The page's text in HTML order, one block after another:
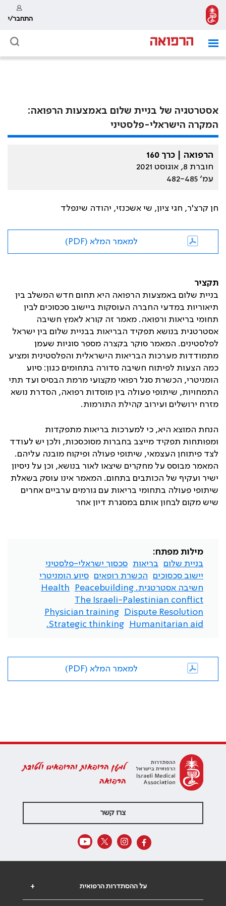
התחבר/י
אסטרטגיה של בניית שלום באמצעות הרפואה:
המקרה הישראלי-פלסטיני
הרפואה | כרך 160
חוברת 8, אוגוסט 2021
עמ׳ 482-485
חן קרצ'ר, חגי ציון, שי אשכנזי, יהודה שינפלד
למאמר המלא (PDF)
תקציר
בניית שלום באמצעות הרפואה היא תחום חדש המשלב בין
תיאוריות במדעי החברה העוסקות ביישוב סכסוכים לבין
תחומי בריאות ורפואה. מאמר זה קורא לאמץ חשיבה
אסטרטגית בנושא תפקיד הבריאות בבניית שלום בין ישראל
לפלסטינים. המאמר סוקר בקצרה מספר סוגיות שעמן
מתמודדות מערכות הבריאות הישראלית והפלסטינית ומציע
כמה הצעות לפיתוח חשיבה סדורה בתחומים כגון: סיוע
הומניטרי, הכשרת סגל רפואי מקצועי מרמת הבסיס ועד תתי
התמחויות, שיתופי פעולה בין מוסדות רפואה, הסדרת נושא
מזרח ירושלים ועירוב קהילת התורמות.
הנחת המוצא היא, כי למערכות בריאות מתפקדות
ומפותחות תפקיד מייצב בחברות מסוכסכות, ולכן יש לעודד
לצד פיתוחן העצמאי, שיתופי פעולה ופיקוח מובנה עליהם.
המאמר מבוסס על מחקרים שיצאו לאור בנושא, וכן על ניסיון
ישיר ועקיף של הכותבים בתחום. המאמר אינו עוסק בשאלת
שיתופי פעולה בתחומי בריאות עם גורמים ערביים אחרים
שיש מקום לבחון אותם במסגרת דיון אחר
מילות מפתח:
בניית שלום
בריאות
סכסוך ישראלי-פלסטיני
יישוב סכסוכים
הכשרת רופאים
סיוע הומניטרי
חשיבה אסטרטגית. Peacebuilding
Health
The Israeli-Palestinian conflict
Dispute Resolution
Physician training
Humanitarian aid
Strategic thinking.
למאמר המלא (PDF)
למען הרופאות והרופאים ולטובת
הרפואה
צרו קשר
+ על ההסתדרות הרפואית